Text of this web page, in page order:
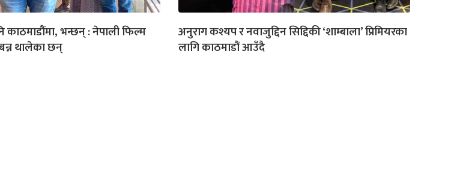
भन्छन् : नेपाली फिल्म
बन्न थालेका छन्
अनुराग कश्यप र नवाजुद्दिन सिद्दिकी ‘शाम्बाला’ प्रिमियरका
लागि काठमाडौं आउँदै